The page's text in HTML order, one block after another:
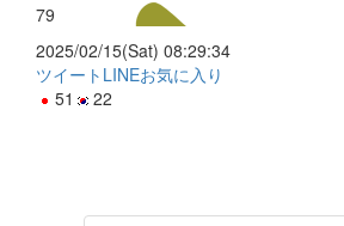
79
2025/02/15(Sat) 08:29:34
ツイート LINEお気に入り
51
22